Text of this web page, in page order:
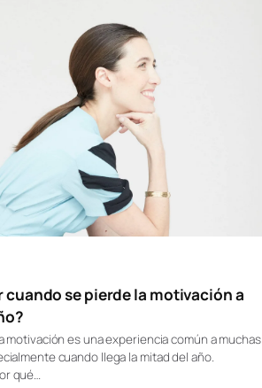
cuando se pierde la motivación a
motivación es una experiencia común a muchas
cuando llega la mitad del año.
qué…